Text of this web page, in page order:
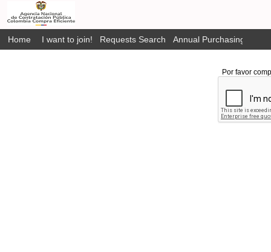
Home I want to join! Requests Search Annual Purchasing Plan
Por favor